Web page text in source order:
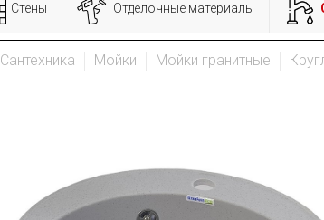
Стены Отделочные материалы
Сантехника Мойки Мойки гранитные